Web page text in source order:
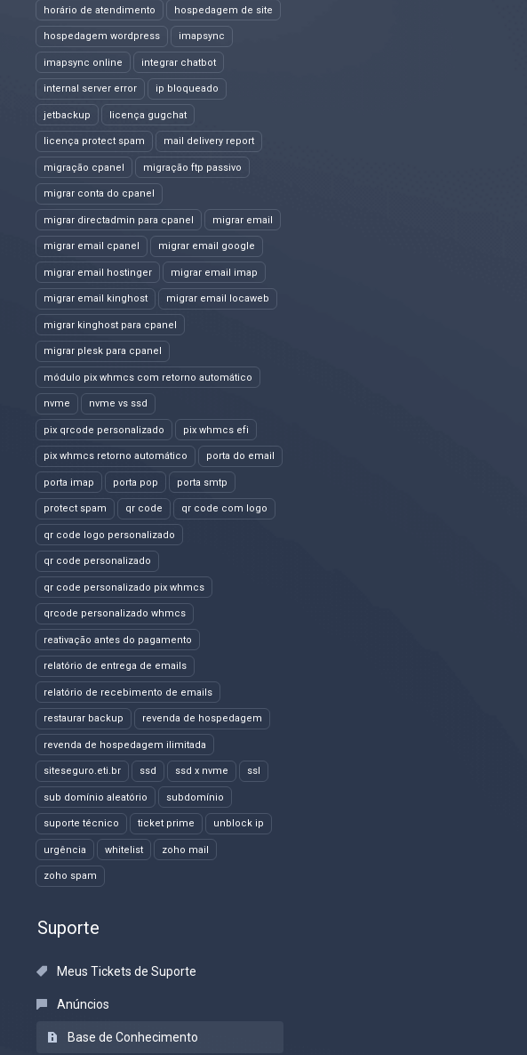
horário de atendimento hospedagem de site
hospedagem wordpress imapsync
imapsync online integrar chatbot
internal server error ip bloqueado
jetbackup licença gugchat
licença protect spam mail delivery report
migração cpanel migração ftp passivo
migrar conta do cpanel
migrar directadmin para cpanel migrar email
migrar email cpanel migrar email google
migrar email hostinger migrar email imap
migrar email kinghost migrar email locaweb
migrar kinghost para cpanel
migrar plesk para cpanel
módulo pix whmcs com retorno automático
nvme nvme vs ssd
pix qrcode personalizado pix whmcs efi
pix whmcs retorno automático porta do email
porta imap porta pop porta smtp
protect spam qr code qr code com logo
qr code logo personalizado
qr code personalizado
qr code personalizado pix whmcs
qrcode personalizado whmcs
reativação antes do pagamento
relatório de entrega de emails
relatório de recebimento de emails
restaurar backup revenda de hospedagem
revenda de hospedagem ilimitada
siteseguro.eti.br ssd ssd x nvme ssl
sub domínio aleatório subdomínio
suporte técnico ticket prime unblock ip
urgência whitelist zoho mail
zoho spam
Suporte
Meus Tickets de Suporte
Anúncios
Base de Conhecimento